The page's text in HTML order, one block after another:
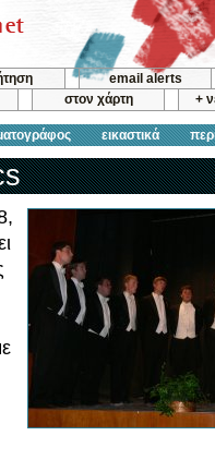
email alerts
στον χάρτη +
εικαστικά